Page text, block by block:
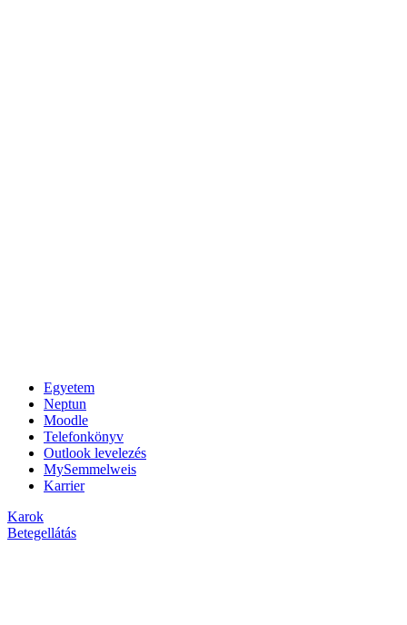
Egyetem
Neptun
Moodle
Telefonkönyv
Outlook levelezés
MySemmelweis
Karrier
Karok
Betegellátás